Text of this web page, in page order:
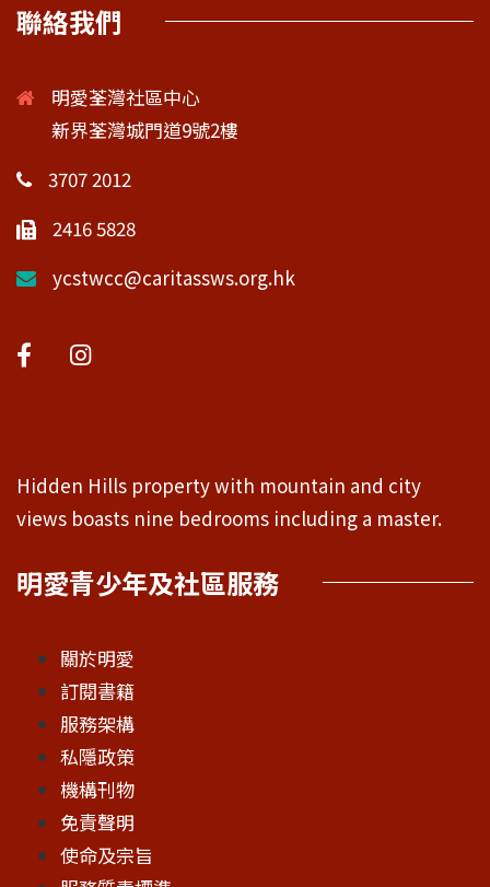
聯絡我們
明愛荃灣社區中心
新界荃灣城門道9號2樓
3707 2012
2416 5828
ycstwcc@caritassws.org.hk
Hidden Hills property with mountain and city
views boasts nine bedrooms including a master.
明愛青少年及社區服務
關於明愛
訂閱書籍
服務架構
私隱政策
機構刊物
免責聲明
使命及宗旨